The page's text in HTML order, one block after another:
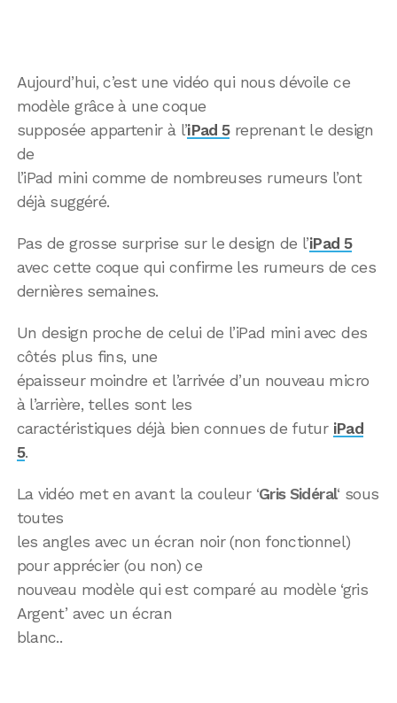
Aujourd’hui, c’est une vidéo qui nous dévoile ce
modèle grâce à une coque
supposée appartenir à l’iPad 5reprenant le design
de
l’iPad mini comme de nombreuses rumeurs l’ont
déjà suggéré.
Pas de grosse surprise sur le design de l’iPad 5
avec cette coque qui confirme les rumeurs de ces
dernières semaines.
Un design proche de celui de l’iPad mini avec des
côtés plus fins, une
épaisseur moindre et l’arrivée d’un nouveau micro
à l’arrière, telles sont les
caractéristiques déjà bien connues de futur iPad
5.
La vidéo met en avant la couleur ‘Gris Sidéral‘ sous
toutes
les angles avec un écran noir (non fonctionnel)
pour apprécier (ou non) ce
nouveau modèle qui est comparé au modèle ‘gris
Argent’ avec un écran
blanc..